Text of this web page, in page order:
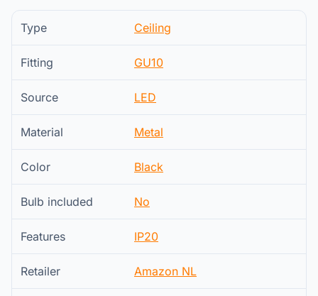
Type Ceiling
Fitting GU10
Source LED
Material Metal
Color Black
Bulb included No
Features IP20
Retailer Amazon NL